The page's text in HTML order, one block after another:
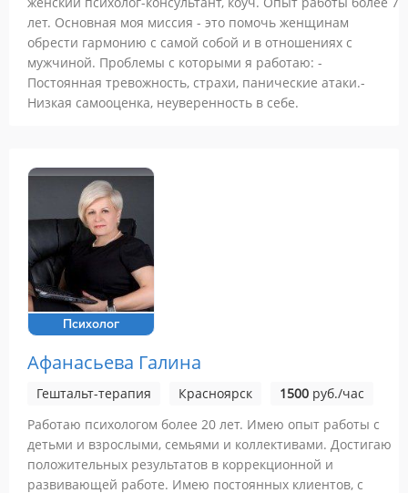
лет. Основная моя миссия - это помочь женщинам
обрести гармонию с самой собой и в отношениях с
мужчиной. Проблемы с которыми я работаю: -
Постоянная тревожность, страхи, панические атаки.-
Низкая самооценка, неуверенность в себе.
Психолог
Афанасьева Галина
Гештальт-терапия Красноярск 1500 руб./час
Работаю психологом более 20 лет. Имею опыт работы с
детьми и взрослыми, семьями и коллективами. Достигаю
положительных результатов в коррекционной и
развивающей работе. Имею постоянных клиентов, с